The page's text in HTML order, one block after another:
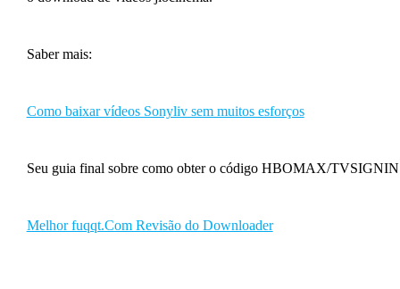
Saber mais:
Como baixar vídeos Sonyliv sem muitos esforços
Seu guia final sobre como obter o código HBOMAX/TVSIGNIN
Melhor fuqqt.Com Revisão do Downloader